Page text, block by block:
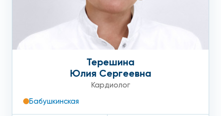
Терешина
Юлия Сергеевна
Кардиолог
Бабушкинская